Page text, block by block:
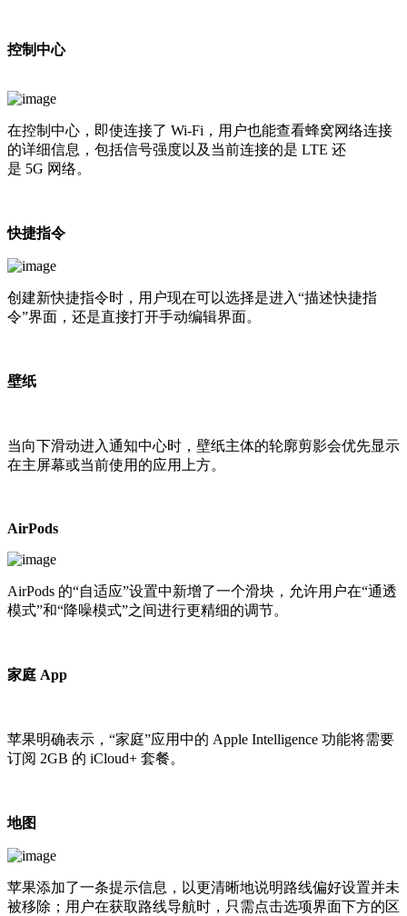
控制中心
在控制中心，即使连接了 Wi-Fi，用户也能查看蜂窝网络连接
的详细信息，包括信号强度以及当前连接的是 LTE 还
是 5G 网络。
快捷指令
创建新快捷指令时，用户现在可以选择是进入“描述快捷指
令”界面，还是直接打开手动编辑界面。
壁纸
当向下滑动进入通知中心时，壁纸主体的轮廓剪影会优先显示
在主屏幕或当前使用的应用上方。
AirPods
AirPods 的“自适应”设置中新增了一个滑块，允许用户在“通透
模式”和“降噪模式”之间进行更精细的调节。
家庭 App
苹果明确表示，“家庭”应用中的 Apple Intelligence 功能将需要
订阅 2GB 的 iCloud+ 套餐。
地图
苹果添加了一条提示信息，以更清晰地说明路线偏好设置并未
被移除；用户在获取路线导航时，只需点击选项界面下方的区